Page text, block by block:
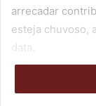
arrecadar
esteja chuvoso,
data.
Em respeito às